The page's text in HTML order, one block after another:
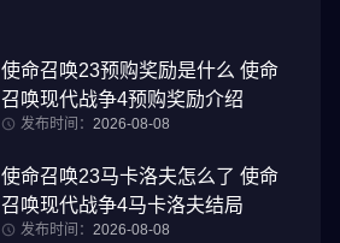
使命召唤23预购奖励是什么 使命
召唤现代战争4预购奖励介绍
发布时间： 2026-08-08
使命召唤23马卡洛夫怎么了 使命
召唤现代战争4马卡洛夫结局
发布时间： 2026-08-08